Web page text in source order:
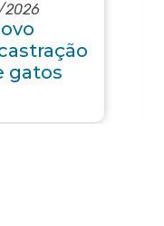
2026
gatos